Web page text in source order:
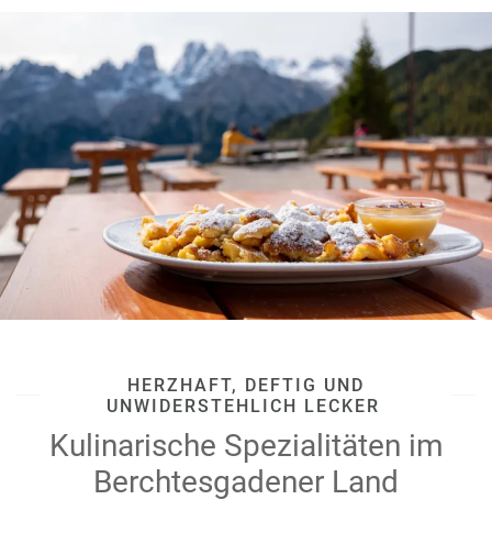
HERZHAFT, DEFTIG UND
UNWIDERSTEHLICH LECKER
Kulinarische Spezialitäten im
Berchtesgadener Land